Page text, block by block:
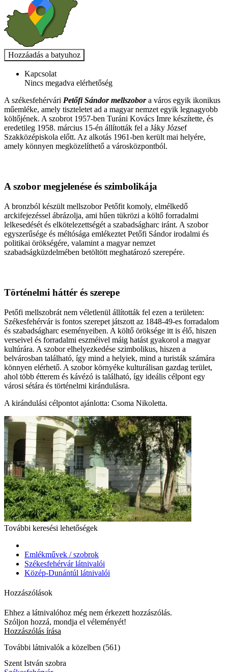
Kapcsolat
Nincs megadva elérhetőség
A székesfehérvári Petőfi Sándor mellszobora város egyik ikonikus
műemléke, amely tiszteletet ad a magyar nemzet egyik legnagyobb
költőjének. A szobrot 1957-ben Turáni Kovács Imre készítette, és
eredetileg 1958. március 15-én állították fel a Jáky József
Szakközépiskola előtt. Az alkotás 1961-ben került mai helyére,
amely könnyen megközelíthető a városközpontból.
A szobor megjelenése és szimbolikája
A bronzból készült mellszobor Petőfit komoly, elmélkedő
arckifejezéssel ábrázolja, ami hűen tükrözi a költő forradalmi
lelkesedését és elkötelezettségét a szabadságharc iránt. A szobor
egyszerűsége és méltósága emlékeztet Petőfi Sándor irodalmi és
politikai örökségére, valamint a magyar nemzet
szabadságküzdelmében betöltött meghatározó szerepére.
Történelmi háttér és szerepe
Petőfi mellszobrát nem véletlenül állították fel ezen a területen:
Székesfehérvár is fontos szerepet játszott az 1848-49-es forradalom
és szabadságharc eseményeiben. A költő öröksége itt is élő, hiszen
verseivel és forradalmi eszméivel máig hatást gyakorol a magyar
kultúrára. A szobor elhelyezkedése szimbolikus, hiszen a
belvárosban található, így mind a helyiek, mind a turisták számára
könnyen elérhető​. A szobor környéke kulturálisan gazdag terület,
ahol több étterem és kávézó is található, így ideális célpont egy
városi sétára és történelmi kirándulásra.
A kirándulási célpontot ajánlotta: Csoma Nikoletta.
További keresési lehetőségek
Emlékművek / szobrok
Székesfehérvár látnivalói
Közép-Dunántúl látnivalói
Hozzászólások
Ehhez a látnivalóhoz még nem érkezett hozzászólás.
Szóljon hozzá, mondja el véleményét!
Hozzászólás írása
További látnivalók a közelben (561)
Szent István szobra